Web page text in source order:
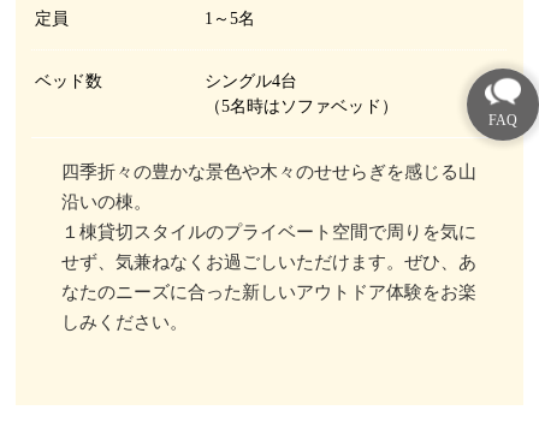
定員 1～5名
ベッド数
シングル4台
（5名時はソファベッド）
四季折々の豊かな景色や木々のせせらぎを感じる山
沿いの棟。
１棟貸切スタイルのプライベート空間で周りを気に
せず、気兼ねなくお過ごしいただけます。ぜひ、あ
なたのニーズに合った新しいアウトドア体験をお楽
しみください。